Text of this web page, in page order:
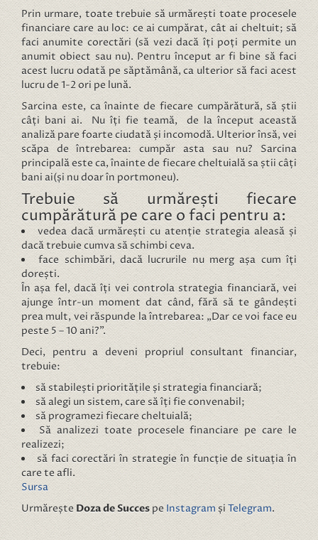
Prin urmare, toate trebuie să urmărești toate procesele
financiare care au loc: ce ai cumpărat, cât ai cheltuit; să
faci anumite corectări (să vezi dacă îți poți permite un
anumit obiect sau nu). Pentru început ar fi bine să faci
acest lucru odată pe săptămână, ca ulterior să faci acest
lucru de 1-2 ori pe lună.
Sarcina este, ca înainte de fiecare cumpărătură, să știi
câți bani ai. Nu îți fie teamă, de la început această
analiză pare foarte ciudată și incomodă. Ulterior însă, vei
scăpa de întrebarea: cumpăr asta sau nu? Sarcina
principală este ca, înainte de fiecare cheltuială sa știi câți
bani ai(și nu doar în portmoneu).
Trebuie să urmărești fiecare
cumpărătură pe care o faci pentru a:
vedea dacă urmărești cu atenție strategia aleasă și
dacă trebuie cumva să schimbi ceva.
face schimbări, dacă lucrurile nu merg așa cum îți
dorești.
În așa fel, dacă îți vei controla strategia financiară, vei
ajunge într-un moment dat când, fără să te gândești
prea mult, vei răspunde la întrebarea: „Dar ce voi face eu
peste 5 – 10 ani?”.
Deci, pentru a deveni propriul consultant financiar,
trebuie:
să stabilești prioritățile și strategia financiară;
să alegi un sistem, care să îți fie convenabil;
să programezi fiecare cheltuială;
Să analizezi toate procesele financiare pe care le
realizezi;
să faci corectări în strategie în funcție de situația în
care te afli.
Sursa
Urmărește Doza de Succes pe Instagram și Telegram.